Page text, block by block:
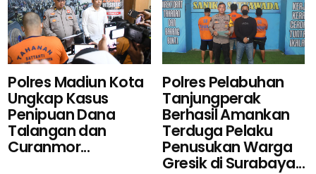
Polres Madiun Kota
Ungkap Kasus
Penipuan Dana
Talangan dan
Curanmor...
Polres Pelabuhan
Tanjungperak
Berhasil Amankan
Terduga Pelaku
Penusukan Warga
Gresik di Surabaya...